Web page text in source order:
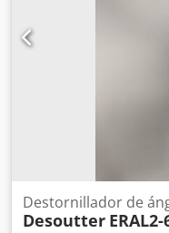
Par de trabajo: 390 a
Djdpfx Aov Tbz
y brazo de reacción:
fabricación industrial
Destornillador de
Desoutter ERAL2-